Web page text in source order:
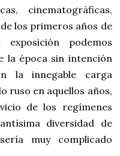
cinematográficas,
los primeros años de
podemos
la época sin intención
la innegable carga
ruso en aquellos años,
de los regímenes
diversidad de
muy complicado